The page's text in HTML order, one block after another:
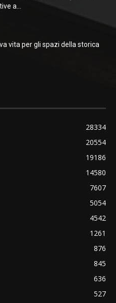
a...
vita per gli spazi della storica
28334
20554
19186
14580
7607
5054
4542
1261
876
845
636
527